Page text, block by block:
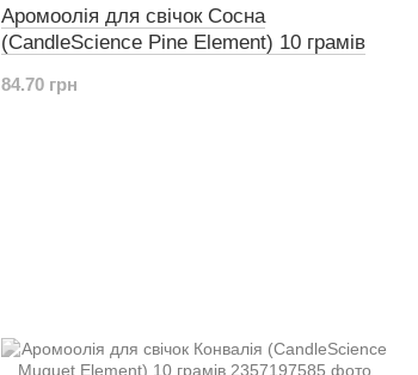
Аромоолія для свічок Сосна
(CandleScience Pine Element) 10 грамів
84.70 грн